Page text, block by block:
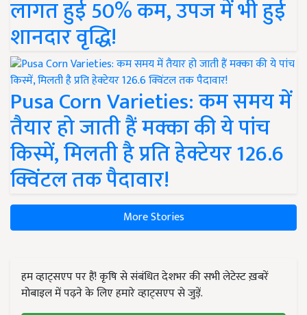
लागत हुई 50% कम, उपज में भी हुई
शानदार वृद्धि!
Pusa Corn Varieties: कम समय में
तैयार हो जाती हैं मक्का की ये पांच
किस्में, मिलती है प्रति हेक्टेयर 126.6
क्विंटल तक पैदावार!
More Stories
हम व्हाट्सएप पर हैं! कृषि से संबंधित देशभर की सभी लेटेस्ट ख़बरें
मोबाइल में पढ़ने के लिए हमारे व्हाट्सएप से जुड़ें.